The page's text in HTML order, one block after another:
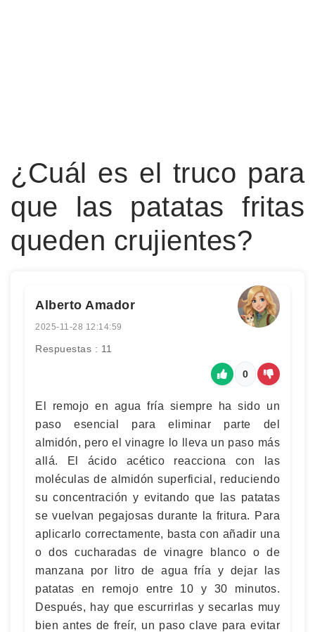
¿Cuál es el truco para
que las patatas fritas
queden crujientes?
Alberto Amador
2025-11-28 12:14:59
Respuestas : 11
0
El remojo en agua fría siempre ha sido un
paso esencial para eliminar parte del
almidón, pero el vinagre lo lleva un paso más
allá. El ácido acético reacciona con las
moléculas de almidón superficial, reduciendo
su concentración y evitando que las patatas
se vuelvan pegajosas durante la fritura. Para
aplicarlo correctamente, basta con añadir una
o dos cucharadas de vinagre blanco o de
manzana por litro de agua fría y dejar las
patatas en remojo entre 10 y 30 minutos.
Después, hay que escurrirlas y secarlas muy
bien antes de freír, un paso clave para evitar